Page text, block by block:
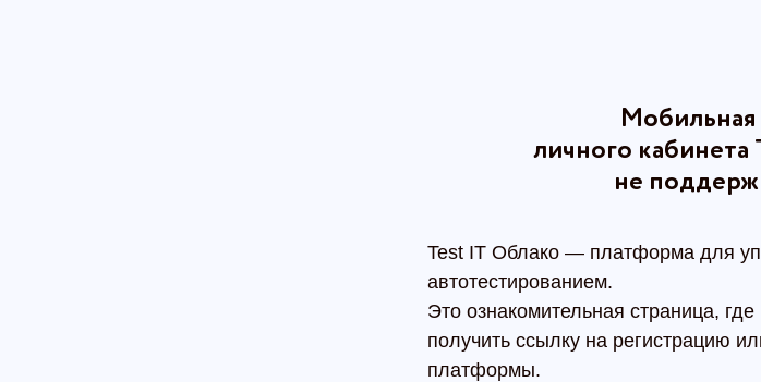
Мобильная
личного
не
Test IT Облако — платформа для
автотестированием.
Это ознакомительная страница,
получить ссылку на регистрацию
платформы.